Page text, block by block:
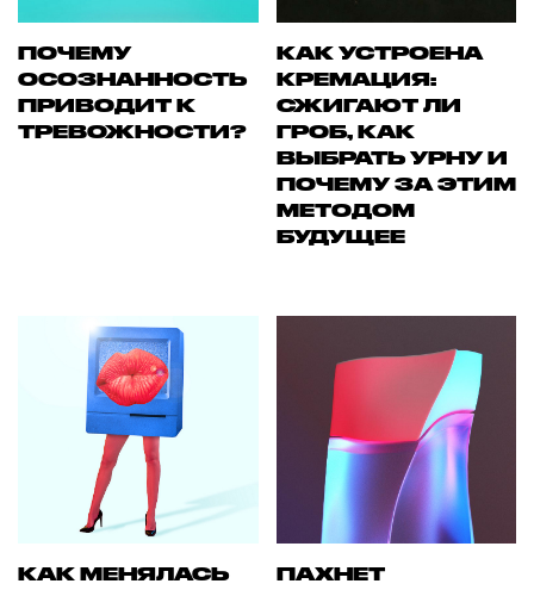
ПОЧЕМУ
ОСОЗНАННОСТЬ
ПРИВОДИТ К
ТРЕВОЖНОСТИ?
КАК УСТРОЕНА
КРЕМАЦИЯ:
СЖИГАЮТ ЛИ
ГРОБ, КАК
ВЫБРАТЬ УРНУ И
ПОЧЕМУ ЗА ЭТИМ
МЕТОДОМ
БУДУЩЕЕ
КАК МЕНЯЛАСЬ
ПАХНЕТ